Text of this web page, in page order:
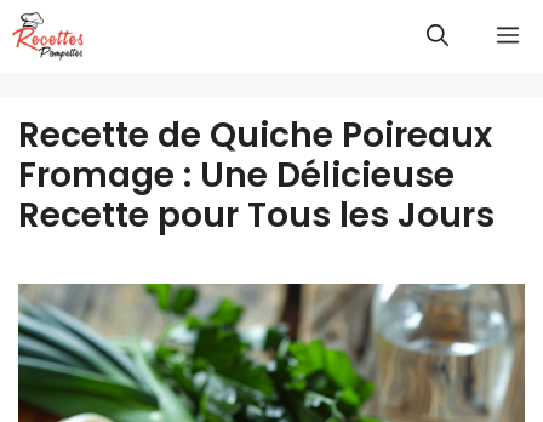
Aller
au
Recette de Quiche Poireaux
Fromage : Une Délicieuse
Recette pour Tous les Jours